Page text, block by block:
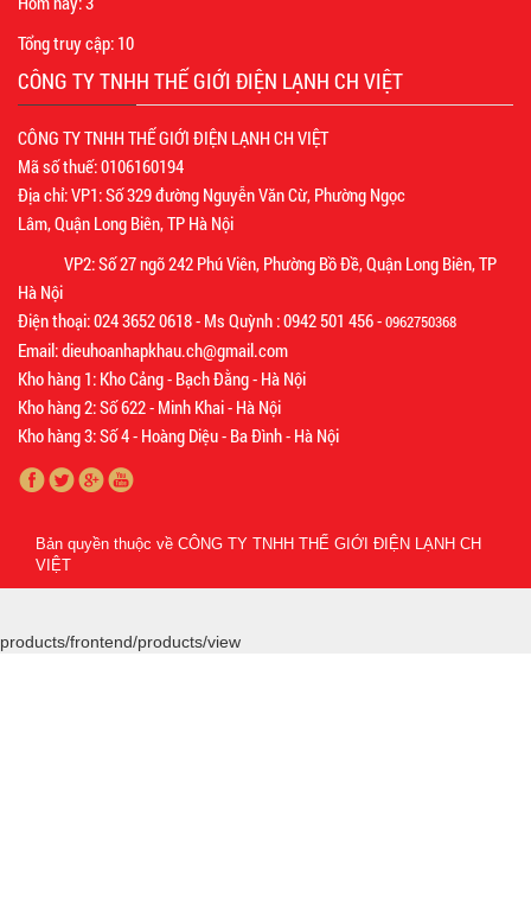
Tổng truy cập: 10
CÔNG TY TNHH THẾ GIỚI ĐIỆN LẠNH CH VIỆT
CÔNG TY TNHH THẾ GIỚI ĐIỆN LẠNH CH VIỆT
Mã số thuế: 0106160194
Địa chỉ: VP1: Số 329 đường Nguyễn Văn Cừ, Phường Ngọc
Lâm, Quận Long Biên, TP Hà Nội
VP2: Số 27 ngõ 242 Phú Viên, Phường Bồ Đề, Quận Long Biên, TP
Hà Nội
Điện thoại: 024 3652 0618 - Ms Quỳnh : 0942 501 456 -0962750368
Email: dieuhoanhapkhau.ch@gmail.com
Kho hàng 1: Kho Cảng - Bạch Đằng - Hà Nội
Kho hàng 2: Số 622 - Minh Khai - Hà Nội
Kho hàng 3: Số 4 - Hoàng Diệu - Ba Đình - Hà Nội
Bản quyền thuộc về CÔNG TY TNHH THẾ GIỚI ĐIỆN LẠNH CH
VIỆT
products/frontend/products/view